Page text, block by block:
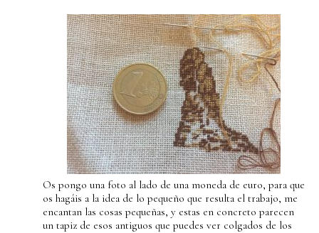
Os pongo una foto al lado de una moneda de euro, para que
os hagáis a la idea de lo pequeño que resulta el trabajo, me
encantan las cosas pequeñas, y estas en concreto parecen
un tapiz de esos antiguos que puedes ver colgados de los